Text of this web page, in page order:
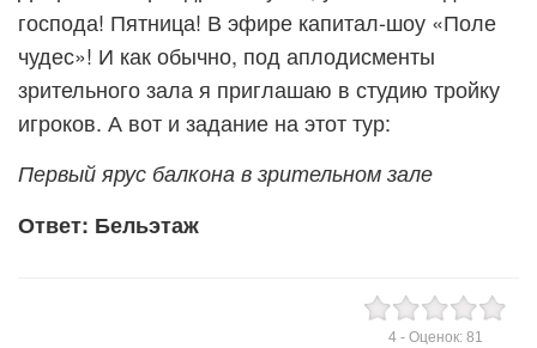
господа! Пятница! В эфире капитал-шоу «Поле
чудес»! И как обычно, под аплодисменты
зрительного зала я приглашаю в студию тройку
игроков. А вот и задание на этот тур:
Первый ярус балкона в зрительном зале
Ответ: Бельэтаж
4- Оценок: 81